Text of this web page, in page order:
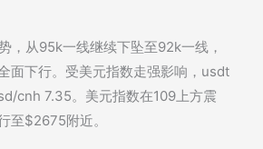
，从95k一线继续下坠至92k一线，
面下行。受美元指数走强影响，usdt
cnh 7.35。美元指数在109上方震
至$2675附近。